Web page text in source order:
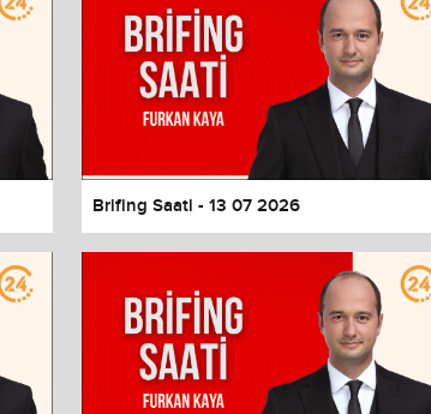
Done
Brifing Saati - 13 07 2026